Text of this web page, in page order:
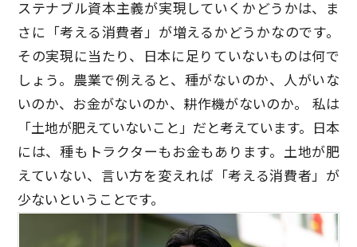
ステナブル資本主義が実現していくかどうかは、ま
さに「考える消費者」が増えるかどうかなのです。
その実現に当たり、日本に足りていないものは何で
しょう。農業で例えると、種がないのか、人がいな
いのか、お金がないのか、耕作機がないのか。 私は
「土地が肥えていないこと」だと考えています。日本
には、種もトラクターもお金もあります。土地が肥
えていない、言い方を変えれば「考える消費者」が
少ないということです。